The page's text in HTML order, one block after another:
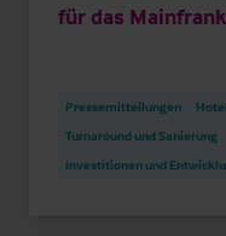
für das
Pressemitteilungen
Turnaround und Sanierung
Investitionen und